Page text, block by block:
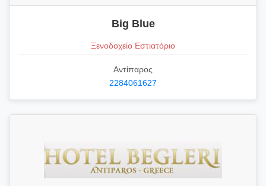
Big Blue
Ξενοδοχείο Εστιατόριο
Αντίπαρος
2284061627